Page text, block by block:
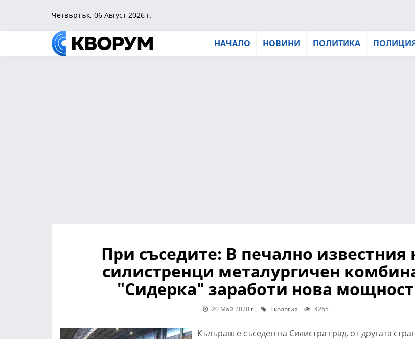
Четвъртък, 06 Август 2026 г.
НАЧАЛО НОВИНИ ПОЛИТИКА
При съседите: В печално известния
силистренци металургичен
"Сидерка" заработи нова мощност
20 Май 2020 г. Екология 4265
Кълъраш е съседен на Силистра град, от другата